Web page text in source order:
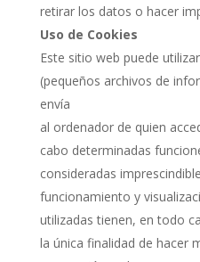
retirar los datos o hacer
Uso de Cookies
Este sitio web puede
(pequeños archivos de
envía
al ordenador de quien
cabo determinadas
consideradas
funcionamiento y
utilizadas tienen, en todo
la única finalidad de hacer